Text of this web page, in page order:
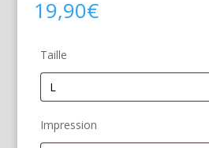
19,90€
Taille
Impression